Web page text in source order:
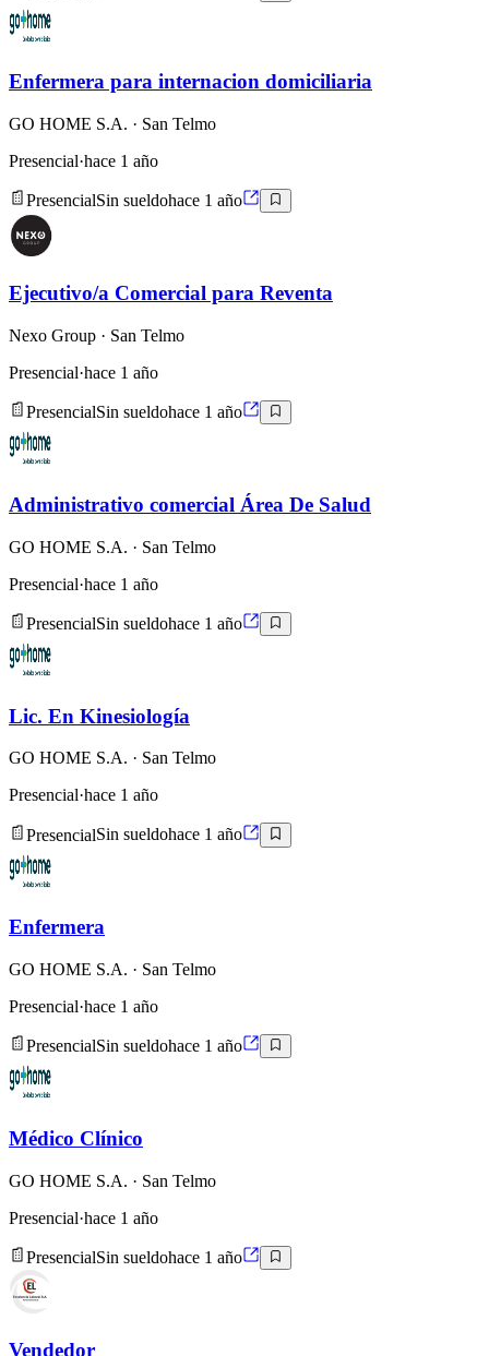
Enfermera para internacion domiciliaria
GO HOME S.A. · San Telmo
Presencial·hace 1 año
PresencialSin sueldohace 1 año
Ejecutivo/a Comercial para Reventa
Nexo Group · San Telmo
Presencial·hace 1 año
PresencialSin sueldohace 1 año
Administrativo comercial Área De Salud
GO HOME S.A. · San Telmo
Presencial·hace 1 año
PresencialSin sueldohace 1 año
Lic. En Kinesiología
GO HOME S.A. · San Telmo
Presencial·hace 1 año
PresencialSin sueldohace 1 año
Enfermera
GO HOME S.A. · San Telmo
Presencial·hace 1 año
PresencialSin sueldohace 1 año
Médico Clínico
GO HOME S.A. · San Telmo
Presencial·hace 1 año
PresencialSin sueldohace 1 año
Vendedor